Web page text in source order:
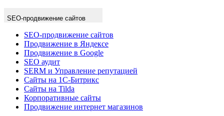
SEO-продвижение сайтов
SEO-продвижение сайтов
Продвижение в Яндексе
Продвижение в Google
SEO аудит
SERM и Управление репутацией
Сайты на 1С-Битрикс
Сайты на Tilda
Корпоративные сайты
Продвижение интернет магазинов